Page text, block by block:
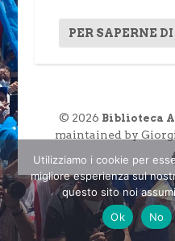
PER SAPERNE
© 2026 Biblioteca
maintained by
Utilizziamo i cookie per
migliore esperienza sul
questo sito noi
Ok
No